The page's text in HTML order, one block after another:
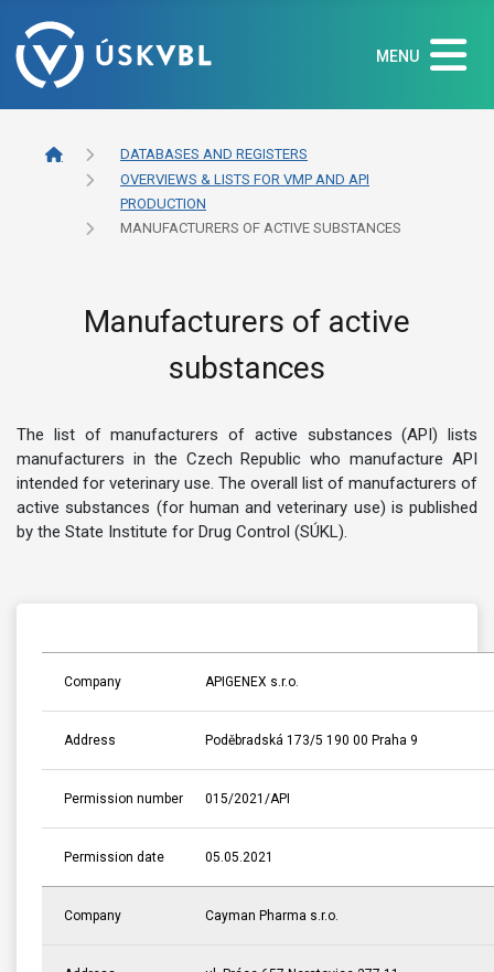
MENU
DATABASES AND REGISTERS
OVERVIEWS & LISTS FOR VMP AND API
PRODUCTION
MANUFACTURERS OF ACTIVE SUBSTANCES
Manufacturers of active
substances
The list of manufacturers of active substances (API) lists
manufacturers in the Czech Republic who manufacture API
intended for veterinary use. The overall list of manufacturers of
active substances (for human and veterinary use) is published
by the State Institute for Drug Control (SÚKL).
Company APIGENEX s.r.o.
Address Poděbradská 173/5 190 00 Praha 9
Permission number 015/2021/API
Permission date 05.05.2021
Company Cayman Pharma s.r.o.